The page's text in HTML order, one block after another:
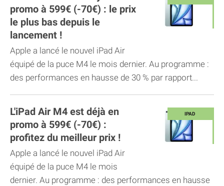
promo à 599€ (-70€) : le prix
le plus bas depuis le
lancement !
Apple a lancé le nouvel iPad Air
équipé de la puce M4 le mois dernier. Au programme :
des performances en hausse de 30 % par rapport...
L'iPad Air M4 est déjà en
promo à 599€ (-70€) :
profitez du meilleur prix !
Apple a lancé le nouvel iPad Air
équipé de la puce M4 le mois
dernier. Au programme : des performances en hausse